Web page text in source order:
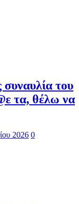
του
τα, θέλω να
2026 0